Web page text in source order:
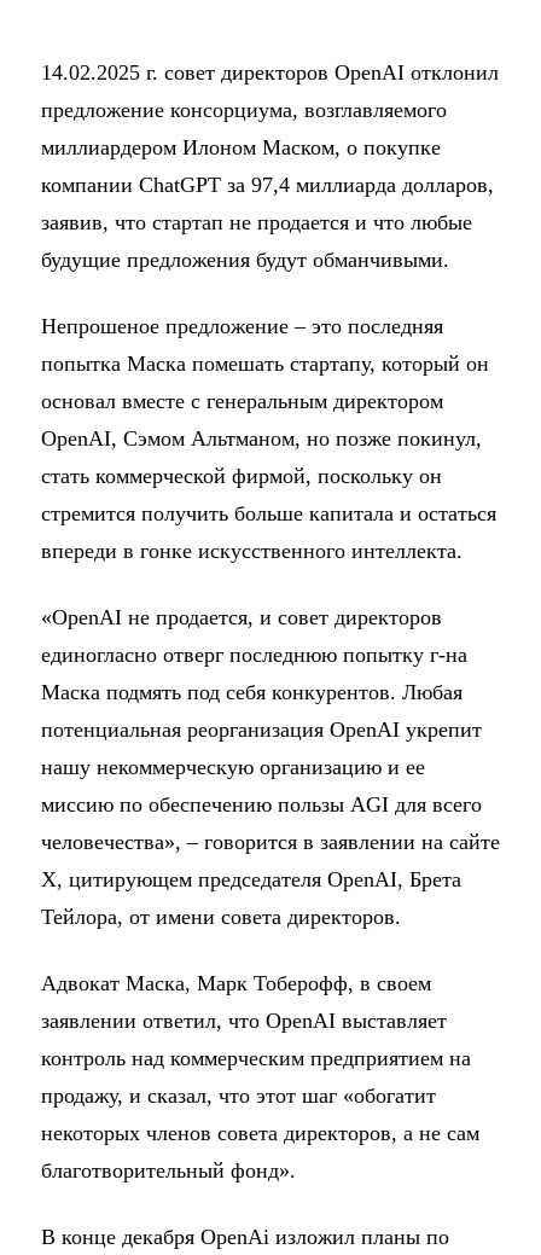
14.02.2025 г. совет директоров OpenAI отклонил
предложение консорциума, возглавляемого
миллиардером Илоном Маском, о покупке
компании ChatGPT за 97,4 миллиарда долларов,
заявив, что стартап не продается и что любые
будущие предложения будут обманчивыми.
Непрошеное предложение – это последняя
попытка Маска помешать стартапу, который он
основал вместе с генеральным директором
OpenAI, Сэмом Альтманом, но позже покинул,
стать коммерческой фирмой, поскольку он
стремится получить больше капитала и остаться
впереди в гонке искусственного интеллекта.
«OpenAI не продается, и совет директоров
единогласно отверг последнюю попытку г-на
Маска подмять под себя конкурентов. Любая
потенциальная реорганизация OpenAI укрепит
нашу некоммерческую организацию и ее
миссию по обеспечению пользы AGI для всего
человечества», – говорится в заявлении на сайте
X, цитирующем председателя OpenAI, Брета
Тейлора, от имени совета директоров.
Адвокат Маска, Марк Тоберофф, в своем
заявлении ответил, что OpenAI выставляет
контроль над коммерческим предприятием на
продажу, и сказал, что этот шаг «обогатит
некоторых членов совета директоров, а не сам
благотворительный фонд».
В конце декабря OpenAi изложил планы по